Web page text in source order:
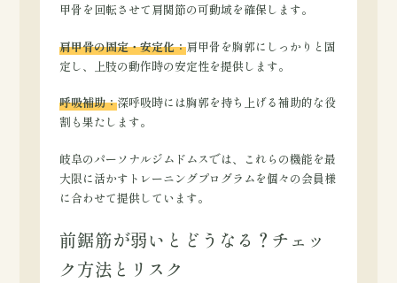
甲骨を回転させて肩関節の可動域を確保します。
肩甲骨の固定・安定化：肩甲骨を胸郭にしっかりと固
定し、上肢の動作時の安定性を提供します。
呼吸補助：深呼吸時には胸郭を持ち上げる補助的な役
割も果たします。
岐阜のパーソナルジムドムスでは、これらの機能を最
大限に活かすトレーニングプログラムを個々の会員様
に合わせて提供しています。
前鋸筋が弱いとどうなる？チェッ
ク方法とリスク